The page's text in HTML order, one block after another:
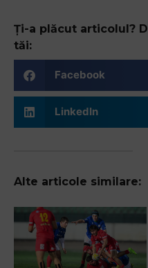
Ți-a plăcut articolul?
tăi:
Facebook
LinkedIn
Alte articole similare: